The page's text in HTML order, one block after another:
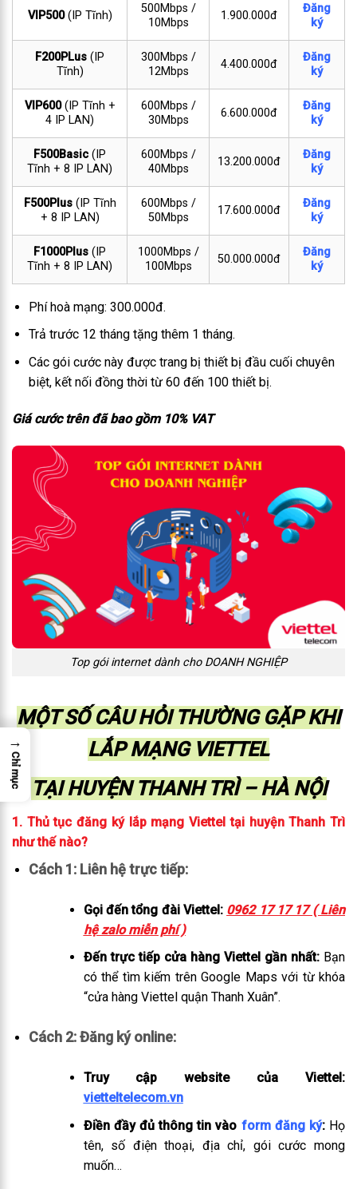
VIP500(IP Tĩnh)
500Mbps /
10Mbps
1.900.000đ
Đăng
ký
F200PLus (IP
Tĩnh)
300Mbps /
12Mbps
4.400.000đ
Đăng
ký
VIP600(IP Tĩnh +
4 IP LAN)
600Mbps /
30Mbps
6.600.000đ
Đăng
ký
F500Basic (IP
Tĩnh + 8 IP LAN)
600Mbps /
40Mbps
13.200.000đ
Đăng
ký
F500Plus(IP Tĩnh
+ 8 IP LAN)
600Mbps /
50Mbps
17.600.000đ
Đăng
ký
F1000Plus (IP
Tĩnh + 8 IP LAN)
1000Mbps /
100Mbps
50.000.000đ
Đăng
ký
Phí hoà mạng: 300.000đ.
Trả trước 12 tháng tặng thêm 1 tháng.
Các gói cước này được trang bị thiết bị đầu cuối chuyên
biệt, kết nối đồng thời từ 60 đến 100 thiết bị.
Giá cước trên đã bao gồm 10% VAT
Top gói internet dành cho DOANH NGHIỆP
MỘT SỐ CÂU HỎI THƯỜNG GẶP KHI
LẮP MẠNG VIETTEL
TẠI HUYỆN THANH TRÌ – HÀ NỘI
1. Thủ tục đăng ký lắp mạng Viettel tại huyện Thanh Trì
như thế nào?
Cách 1: Liên hệ trực tiếp:
Gọi đến tổng đài Viettel: 0962 17 17 17 ( Liên
hệ zalo miễn phí )
Đến trực tiếp cửa hàng Viettel gần nhất:Bạn
có thể tìm kiếm trên Google Maps với từ khóa
“cửa hàng Viettel quận Thanh Xuân”.
Cách 2: Đăng ký online:
Truy cập website của Viettel:
vietteltelecom.vn
Điền đầy đủ thông tin vào form đăng ký:Họ
tên, số điện thoại, địa chỉ, gói cước mong
muốn…
→
Chỉ mục